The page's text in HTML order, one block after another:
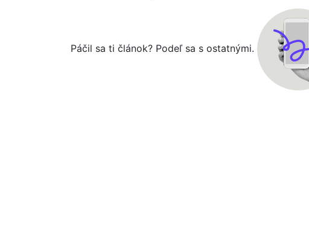
Páčil sa ti článok? Podeľ sa s ostatnými.